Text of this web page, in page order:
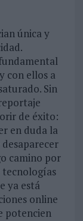
única y
con ellos a
Sin
de éxito:
en duda la
camino por
tecnologías
ya está
online
potencien